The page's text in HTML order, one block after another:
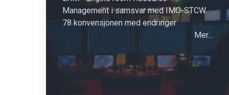
Management i samsvar med IMO-STCW
78 konvensjonen med endringer
Mer...